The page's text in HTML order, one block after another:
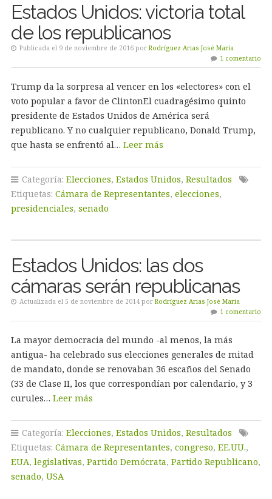
Estados Unidos: victoria total
de los republicanos
Publicada el 9 de noviembre de 2016 por Rodríguez Arias José María
1 comentario
Trump da la sorpresa al vencer en los «electores» con el
voto popular a favor de ClintonEl cuadragésimo quinto
presidente de Estados Unidos de América será
republicano. Y no cualquier republicano, Donald Trump,
que hasta se enfrentó al… Leer más
Categoría: Elecciones, Estados Unidos, Resultados
Etiquetas: Cámara de Representantes, elecciones,
presidenciales, senado
Estados Unidos: las dos
cámaras serán republicanas
Actualizada el 5 de noviembre de 2014 por Rodríguez Arias José María
1 comentario
La mayor democracia del mundo -al menos, la más
antigua- ha celebrado sus elecciones generales de mitad
de mandato, donde se renovaban 36 escaños del Senado
(33 de Clase II, los que correspondían por calendario, y 3
curules… Leer más
Categoría: Elecciones, Estados Unidos, Resultados
Etiquetas: Cámara de Representantes, congreso, EE.UU.,
EUA, legislativas, Partido Demócrata, Partido Republicano,
senado, USA